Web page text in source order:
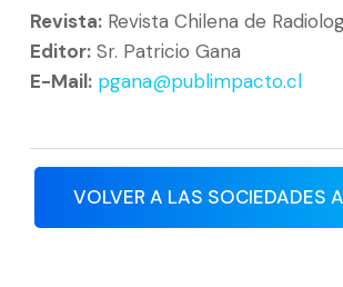
Revista: Revista Chilena de
Editor: Sr. Patricio Gana
E-Mail: pgana@publimpacto.cl
VOLVER A LAS SOCIEDADES